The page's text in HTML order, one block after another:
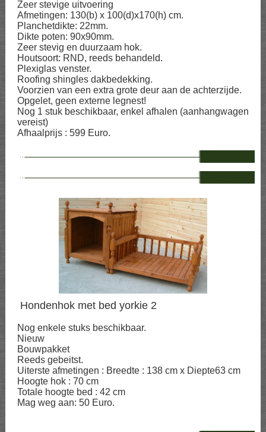
Zeer stevige uitvoering
Afmetingen: 130(b) x 100(d)x170(h) cm.
Planchetdikte: 22mm.
Dikte poten: 90x90mm.
Zeer stevig en duurzaam hok.
Houtsoort: RND, reeds behandeld.
Plexiglas venster.
Roofing shingles dakbedekking.
Voorzien van een extra grote deur aan de achterzijde.
Opgelet, geen externe legnest!
Nog 1 stuk beschikbaar, enkel afhalen (aanhangwagen
vereist)
Afhaalprijs : 599 Euro.
--
--
Hondenhok met bed yorkie 2
Nog enkele stuks beschikbaar.
Nieuw
Bouwpakket
Reeds gebeitst.
Uiterste afmetingen : Breedte : 138 cm x Diepte63 cm
Hoogte hok : 70 cm
Totale hoogte bed : 42 cm
Mag weg aan: 50 Euro.